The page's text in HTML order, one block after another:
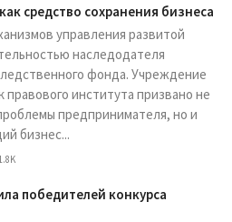
средство сохранения бизнеса
управления развитой
наследодателя
фонда. Учреждение
института призвано не
предпринимателя, но и
бизнес...
1.8K
победителей конкурса